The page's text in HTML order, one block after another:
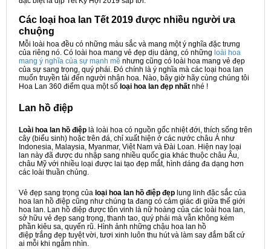
Các loại hoa lan Tết 2019 được nhiều người ưa
chuộng
Mỗi loài hoa đều có những màu sắc và mang một ý nghĩa đặc trưng
của riêng nó. Có loài hoa mang vẻ đẹp dịu dàng, có những loài hoa
mang ý nghĩa của sự mạnh mẽ nhưng cũng có loài hoa mang vẻ đẹp
của sự sang trọng, quý phái. Đó chính là ý nghĩa mà các loại hoa lan
muốn truyền tải đến người nhận hoa. Nào, bây giờ hãy cùng chúng tôi
Hoa Lan 360 điểm qua một số loại hoa lan đẹp nhất nhé !
Lan hồ điệp
Loài hoa lan hồ điệp là loài hoa có nguồn gốc nhiệt đới, thích sống trên
cây (biểu sinh) hoặc trên đá, chỉ xuất hiện ở các nước châu Á như
Indonesia, Malaysia, Myanmar, Việt Nam và Đài Loan. Hiện nay loại
lan này đã được du nhập sang nhiều quốc gia khác thuộc châu Âu,
châu Mỹ với nhiều loại được lai tạo đẹp mắt, hình dáng đa dạng hơn
các loài thuần chủng.
Vẻ đẹp sang trọng của loại hoa lan hồ điệp đẹp lung linh đặc sắc của
hoa lan hồ điệp cũng như chúng ta đang có cảm giác đi giữa thế giới
hoa lan. Lan hồ điệp được tôn vinh là nữ hoàng của các loài hoa lan,
sở hữu vẻ đẹp sang trọng, thanh tao, quý phái mà vẫn không kém
phần kiêu sa, quyến rũ. Hình ảnh những chậu hoa lan hồ
điệp trắng đẹp tuyệt vời, tươi xinh luôn thu hút và làm say đắm bất cứ
ai mỗi khi ngắm nhìn.